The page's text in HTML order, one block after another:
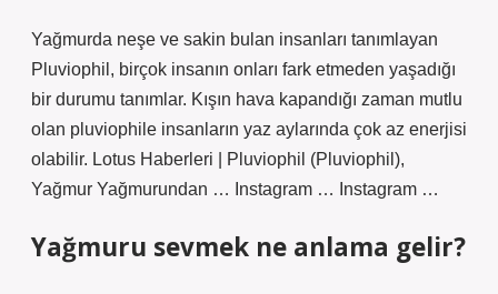
Yağmurda neşe ve sakin bulan insanları tanımlayan
Pluviophil, birçok insanın onları fark etmeden yaşadığı
bir durumu tanımlar. Kışın hava kapandığı zaman mutlu
olan pluviophile insanların yaz aylarında çok az enerjisi
olabilir. Lotus Haberleri | Pluviophil (Pluviophil),
Yağmur Yağmurundan … Instagram … Instagram …
Yağmuru sevmek ne anlama gelir?